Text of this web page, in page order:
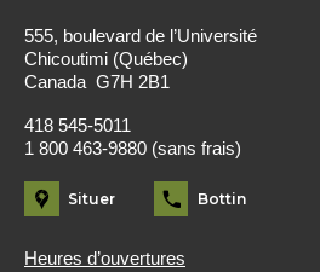
555, boulevard de l’Université
Chicoutimi (Québec)
Canada G7H 2B1
418 545-5011
1 800 463-9880 (sans frais)
Situer Bottin
Heures d’ouvertures